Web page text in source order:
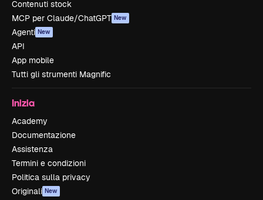
Contenuti stock
MCP per Claude/ChatGPT New
Agenti New
API
App mobile
Tutti gli strumenti Magnific
Inizia
Academy
Documentazione
Assistenza
Termini e condizioni
Politica sulla privacy
Originali New